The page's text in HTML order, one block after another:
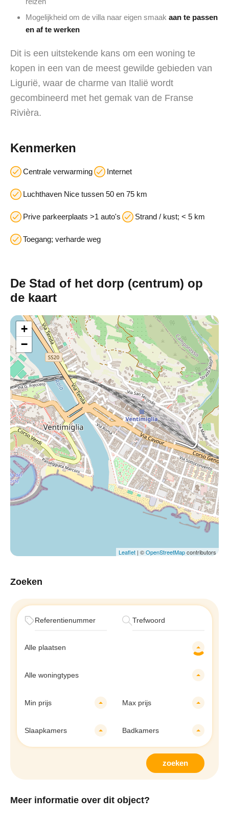
Mogelijkheid om de villa naar eigen smaak aan te passen
en af te werken
Dit is een uitstekende kans om een woning te
kopen in een van de meest gewilde gebieden van
Ligurië, waar de charme van Italië wordt
gecombineerd met het gemak van de Franse
Rivièra.
Kenmerken
Centrale verwarming Internet
Luchthaven Nice tussen 50 en 75 km
Prive parkeerplaats >1 auto's Strand / kust; < 5 km
Toegang; verharde weg
De Stad of het dorp (centrum) op
de kaart
+
−
Leaflet | ©OpenStreetMapcontributors
Zoeken
Alle plaatsen
Alle woningtypes
Min prijs Max prijs
Slaapkamers Badkamers
zoeken
Meer informatie over dit object?